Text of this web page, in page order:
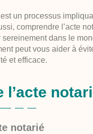
un processus
comprendre l’acte
dans le
peut vous aider à
et efficace.
l’acte
notarié